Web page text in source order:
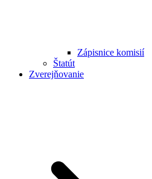
Zápisnice komisií
Štatút
Zverejňovanie